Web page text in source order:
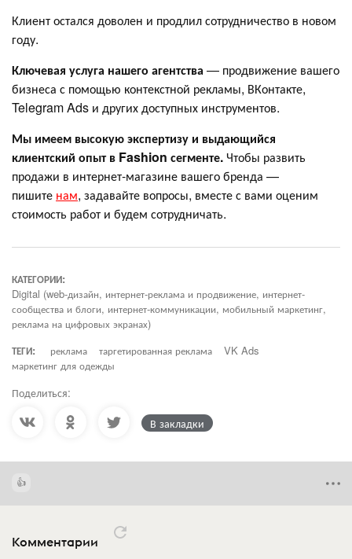
Клиент остался доволен и продлил сотрудничество в новом
году.
Ключевая услуга нашего агентства — продвижение вашего
бизнеса с помощью контекстной рекламы, ВКонтакте,
Telegram Ads и других доступных инструментов.
Мы имеем высокую экспертизу и выдающийся
клиентский опыт в Fashion сегменте.Чтобы развить
продажи в интернет-магазине вашего бренда —
пишите нам, задавайте вопросы, вместе с вами оценим
стоимость работ и будем сотрудничать.
КАТЕГОРИИ:
Digital (web-дизайн, интернет-реклама и продвижение, интернет-
сообщества и блоги, интернет-коммуникации, мобильный маркетинг,
реклама на цифровых экранах)
ТЕГИ:
реклама таргетированная реклама
VK Ads
маркетинг для одежды
Поделиться:
В закладки
Комментарии